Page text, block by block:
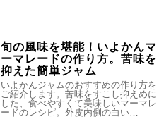
旬の風味を堪能！いよかんマ
ーマレードの作り方。苦味を
抑えた簡単ジャム
いよかんジャムのおすすめの作り方を
ご紹介します。苦味をすこし抑えめに
した、食べやすくて美味しいマーマレ
ードのレシピ。外皮内側の白い…